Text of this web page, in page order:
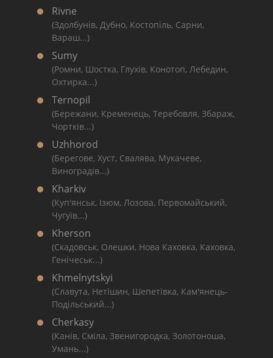
Rivne
(Здолбунів, Дубно, Костопіль, Сарни,
Вараш...)
Sumy
(Ромни, Шостка, Глухів, Конотоп, Лебедин,
Охтирка...)
Ternopil
(Бережани, Кременець, Теребовля, Збараж,
Чортків...)
Uzhhorod
(Берегове, Хуст, Свалява, Мукачеве,
Виноградів...)
Kharkiv
(Куп'янськ, Ізюм, Лозова, Первомайський,
Чугуїв...)
Kherson
(Скадовськ, Олешки, Нова Каховка, Каховка,
Генічеськ...)
Khmelnytskyi
(Славута, Нетішин, Шепетівка, Кам'янець-
Подільський...)
Cherkasy
(Канів, Сміла, Звенигородка, Золотоноша,
Умань...)